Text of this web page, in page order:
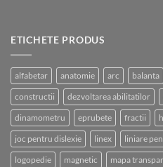
ETICHETE PRODUS
alfabetar anatomie arc balanta
constructii dezvoltarea abilitatilor
dinamometru eprubete fractii
joc pentru dislexie linex liniare
logopedie magnetic mapa